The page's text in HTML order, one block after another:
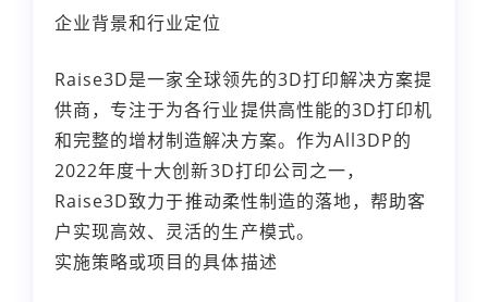
企业背景和行业定位
Raise3D是一家全球领先的3D打印解决方案提
供商，专注于为各行业提供高性能的3D打印机
和完整的增材制造解决方案。作为All3DP的
2022年度十大创新3D打印公司之一，
Raise3D致力于推动柔性制造的落地，帮助客
户实现高效、灵活的生产模式。
实施策略或项目的具体描述